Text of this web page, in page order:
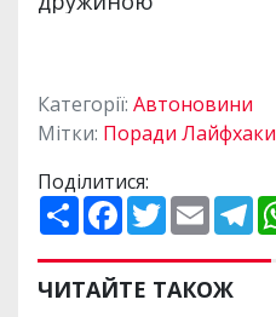
Категорії: Автоновини
Мітки: Поради Лайфхаки
Поділитися:
П
о
ш
и
р
и
F
a
c
e
b
o
T
w
t
t
e
E
m
a
i
l
T
e
e
ЧИТАЙТЕ ТАКОЖ